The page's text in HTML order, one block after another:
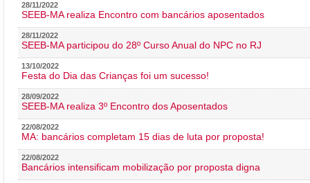
28/11/2022
SEEB-MA realiza Encontro com bancários aposentados
28/11/2022
SEEB-MA participou do 28º Curso Anual do NPC no RJ
13/10/2022
Festa do Dia das Crianças foi um sucesso!
28/09/2022
SEEB-MA realiza 3º Encontro dos Aposentados
22/08/2022
MA: bancários completam 15 dias de luta por proposta!
22/08/2022
Bancários intensificam mobilização por proposta digna